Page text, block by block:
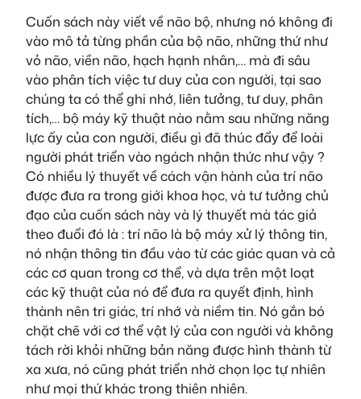
Cuốn sách này viết về não bộ, nhưng nó không đi
vào mô tả từng phần của bộ não, những thứ như
vỏ não, viền não, hạch hạnh nhân,… mà đi sâu
vào phân tích việc tư duy của con người, tại sao
chúng ta có thể ghi nhớ, liên tưởng, tư duy, phân
tích,… bộ máy kỹ thuật nào nằm sau những năng
lực ấy của con người, điều gì đã thúc đẩy để loài
người phát triển vào ngách nhận thức như vậy ?
Có nhiều lý thuyết về cách vận hành của trí não
được đưa ra trong giới khoa học, và tư tưởng chủ
đạo của cuốn sách này và lý thuyết mà tác giả
theo đuổi đó là : trí não là bộ máy xử lý thông tin,
nó nhận thông tin đầu vào từ các giác quan và cả
các cơ quan trong cơ thể, và dựa trên một loạt
các kỹ thuật của nó để đưa ra quyết định, hình
thành nên tri giác, trí nhớ và niềm tin. Nó gắn bó
chặt chẽ với cơ thể vật lý của con người và không
tách rời khỏi những bản năng được hình thành từ
xa xưa, nó cũng phát triển nhờ chọn lọc tự nhiên
như mọi thứ khác trong thiên nhiên.